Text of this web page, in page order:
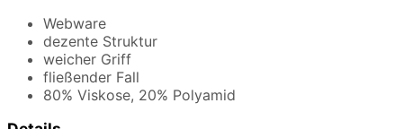
Webware
dezente Struktur
weicher Griff
fließender Fall
80% Viskose, 20% Polyamid